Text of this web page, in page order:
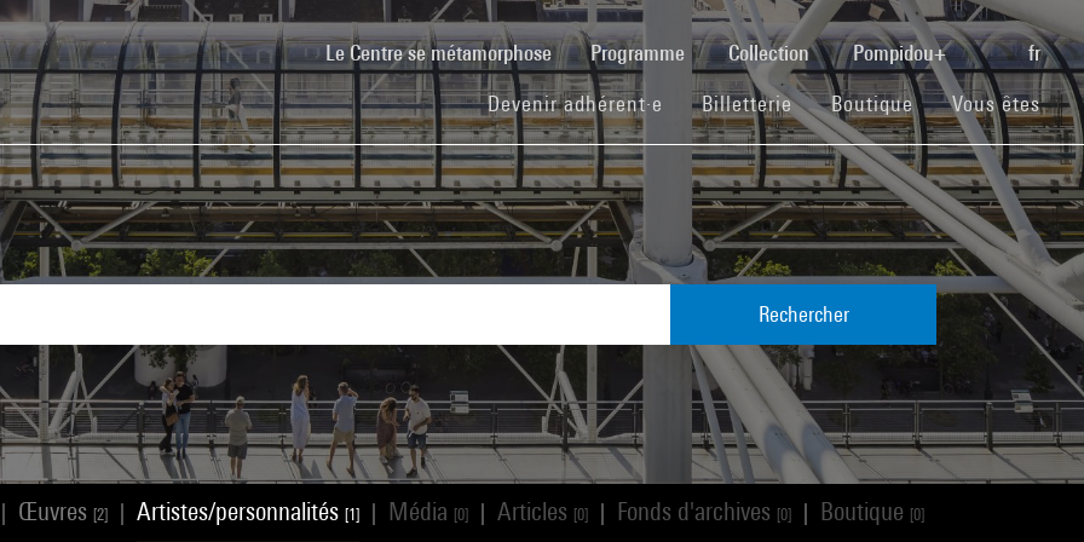
Le Centre se métamorphose(current)Programme Collection Pompidou+ fr
Devenir adhérent·e (current)
Billetterie(current)Boutique(current)Vous êtes
Rechercher
Œuvres [2] Artistes/personnalités [1] Média [0] Articles [0] Fonds d'archives [0] Boutique [0]